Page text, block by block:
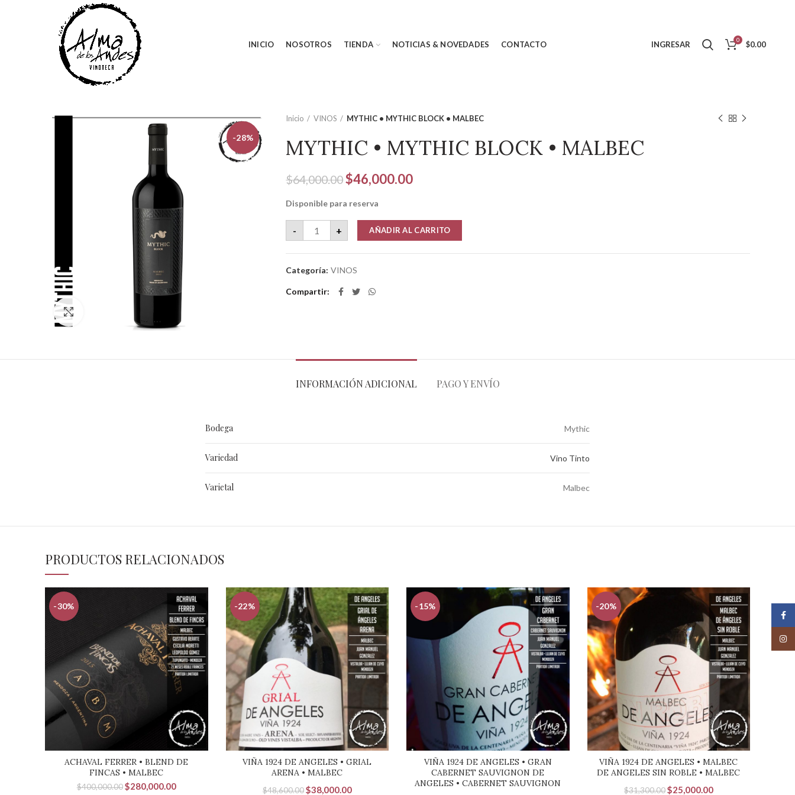
INICIO NOSOTROS TIENDA NOTICIAS & NOVEDADES CONTACTO INGRESAR 0 $0.00
-28%
Clic para ampliar
Inicio VINOS MYTHIC • MYTHIC BLOCK • MALBEC
MYTHIC • MYTHIC BLOCK • MALBEC
$64,000.00El
original
era:
$64,000.00.
$46,000.00El
es:
$46,000.00.
Disponible para reserva
-
MYTHIC • MYTHIC BLOCK • MALBEC cantidad
+ AÑADIR AL CARRITO
Categoría: VINOS
Compartir
INFORMACIÓN ADICIONAL PAGO Y ENVÍO
Bodega Mythic
Variedad Vino Tinto
Varietal Malbec
PRODUCTOS RELACIONADOS
-30%
ACHAVAL FERRER • BLEND DE
FINCAS • MALBEC
$400,000.00 El
$280,000.00El
-22%
VIÑA 1924 DE ANGELES • GRIAL
ARENA • MALBEC
$48,600.00 El
$38,000.00El
-15%
VIÑA 1924 DE ANGELES • GRAN
CABERNET SAUVIGNON DE
ANGELES • CABERNET SAUVIGNON
-20%
VIÑA 1924 DE ANGELES • MALBEC
DE ANGELES SIN ROBLE • MALBEC
$31,300.00 El
$25,000.00El
-